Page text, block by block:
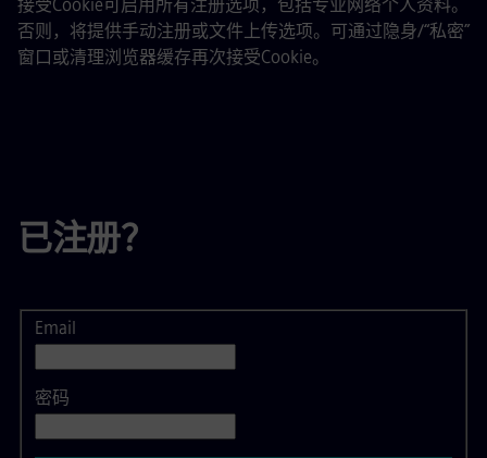
已注册？
登录
Email
密码
接受Cookie可启用所有注册选项，包括专业网络个人资料。
否则，将提供手动注册或文件上传选项。可通过隐身/“私密”
窗口或清理浏览器缓存再次接受Cookie。